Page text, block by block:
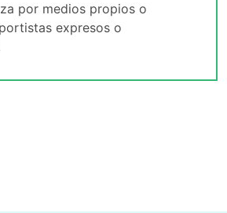
por medios propios o
expresos o